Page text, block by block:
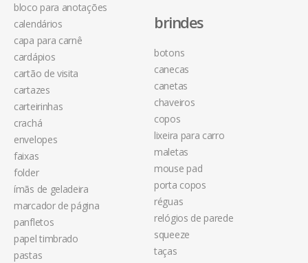
bloco para anotações
calendários
capa para carnê
cardápios
cartão de visita
cartazes
carteirinhas
crachá
envelopes
faixas
folder
ímãs de geladeira
marcador de página
panfletos
papel timbrado
pastas
brindes
botons
canecas
canetas
chaveiros
copos
lixeira para carro
maletas
mouse pad
porta copos
réguas
relógios de parede
squeeze
taças